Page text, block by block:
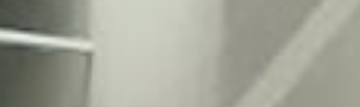
oposició al tractament de les seves dades de caràcter
personal, així com a la retirada del consentiment prestat per al